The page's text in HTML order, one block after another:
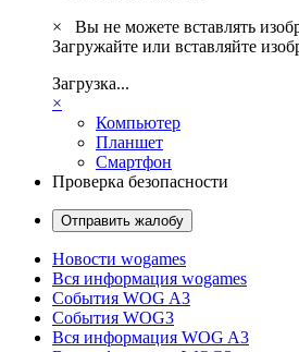
×
Вы не можете вставлять
Загружайте или вставляйте
Загрузка...
×
Компьютер
Планшет
Смартфон
Проверка безопасности
Отправить жалобу
Новости wogames
Вся информация wogames
События WOG A3
События WOG3
Вся информация WOG A3